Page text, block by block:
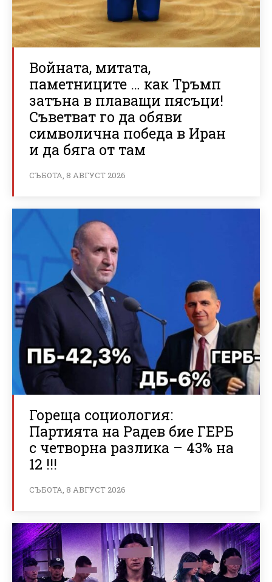
Войната, митата,
паметниците … как Тръмп
затъна в плаващи пясъци!
Съветват го да обяви
символична победа в Иран
и да бяга от там
СЪБОТА, 8 АВГУСТ 2026
Гореща социология:
Партията на Радев бие ГЕРБ
с четворна разлика – 43% на
12 !!!
СЪБОТА, 8 АВГУСТ 2026